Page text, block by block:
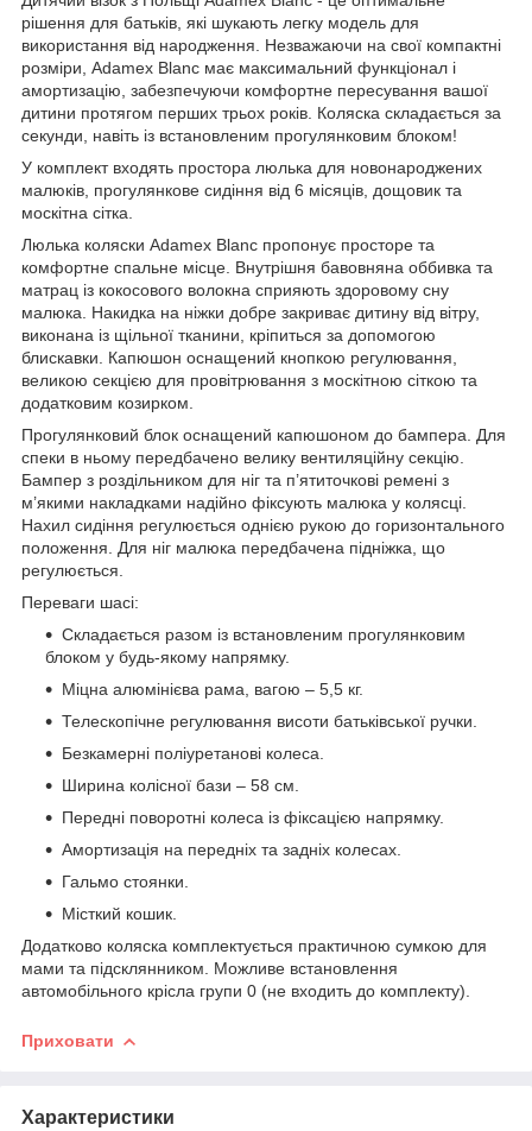
рішення для батьків, які шукають легку модель для
використання від народження. Незважаючи на свої компактні
розміри, Adamex Blanc має максимальний функціонал і
амортизацію, забезпечуючи комфортне пересування вашої
дитини протягом перших трьох років. Коляска складається за
секунди, навіть із встановленим прогулянковим блоком!
У комплект входять простора люлька для новонароджених
малюків, прогулянкове сидіння від 6 місяців, дощовик та
москітна сітка.
Люлька коляски Adamex Blanc пропонує просторе та
комфортне спальне місце. Внутрішня бавовняна оббивка та
матрац із кокосового волокна сприяють здоровому сну
малюка. Накидка на ніжки добре закриває дитину від вітру,
виконана із щільної тканини, кріпиться за допомогою
блискавки. Капюшон оснащений кнопкою регулювання,
великою секцією для провітрювання з москітною сіткою та
додатковим козирком.
Прогулянковий блок оснащений капюшоном до бампера. Для
спеки в ньому передбачено велику вентиляційну секцію.
Бампер з роздільником для ніг та п’ятиточкові ремені з
м’якими накладками надійно фіксують малюка у колясці.
Нахил сидіння регулюється однією рукою до горизонтального
положення. Для ніг малюка передбачена підніжка, що
регулюється.
Переваги шасі:
Складається разом із встановленим прогулянковим
блоком у будь-якому напрямку.
Міцна алюмінієва рама, вагою – 5,5 кг.
Телескопічне регулювання висоти батьківської ручки.
Безкамерні поліуретанові колеса.
Ширина колісної бази – 58 см.
Передні поворотні колеса із фіксацією напрямку.
Амортизація на передніх та задніх колесах.
Гальмо стоянки.
Місткий кошик.
Додатково коляска комплектується практичною сумкою для
мами та підсклянником. Можливе встановлення
автомобільного крісла групи 0 (не входить до комплекту).
Приховати
Характеристики